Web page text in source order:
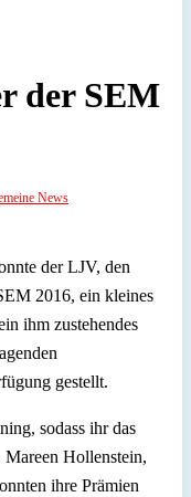
der SEM
News
der LJV, den
2016, ein kleines
ihm zustehendes
gestellt.
sodass ihr das
Hollenstein,
ihre Prämien